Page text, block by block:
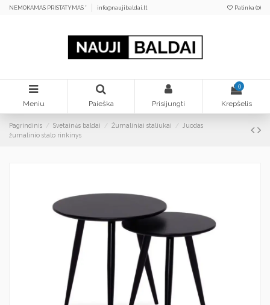
NEMOKAMAS PRISTATYMAS * info@naujibaldai.lt Patinka (0)
Meniu Paieška Prisijungti
0
Krepšelis
Pagrindinis Svetainės baldai Žurnaliniai staliukai
Juodas
žurnalinio stalo rinkinys